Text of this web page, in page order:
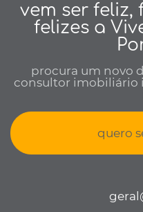
vem ser feliz,
felizes a
procura um novo
consultor imobiliário
quero